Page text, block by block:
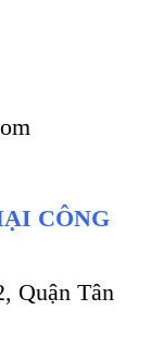
CÔNG
Quận Tân